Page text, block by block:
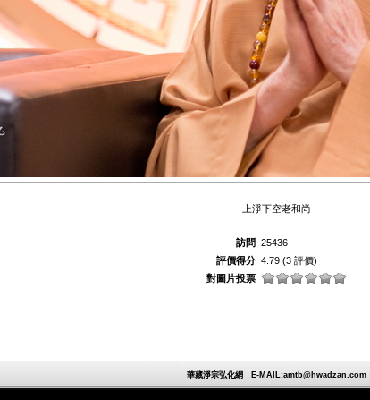
上淨下空老和尚
訪問 25436
評價得分 4.79 (3 評價)
對圖片投票
華藏淨宗弘化網E-MAIL:amtb@hwadzan.com